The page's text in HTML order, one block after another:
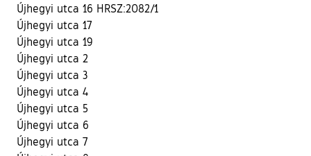
Újhegyi utca 16 HRSZ:2082/1
Újhegyi utca 17
Újhegyi utca 19
Újhegyi utca 2
Újhegyi utca 3
Újhegyi utca 4
Újhegyi utca 5
Újhegyi utca 6
Újhegyi utca 7